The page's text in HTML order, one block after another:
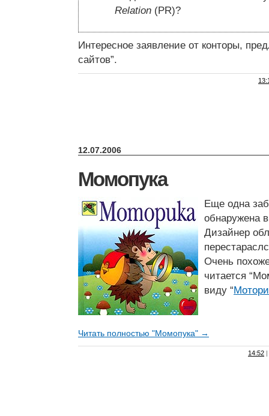
Relation (PR)?
Интересное заявление от конторы,
сайтов”.
12.07.2006
Момопука
Еще одна
обнаружена
Дизайнер
Очень
читается
виду “
Читать полностью "Момопука" →
14:52 |